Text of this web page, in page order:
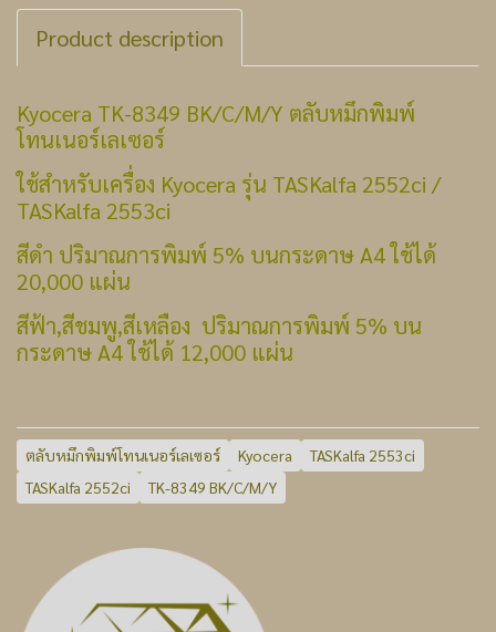
Product description
Kyocera TK-8349 BK/C/M/Y ตลับหมึกพิมพ์
โทนเนอร์เลเซอร์
ใช้สำหรับเครื่อง Kyocera รุ่น TASKalfa 2552ci /
TASKalfa 2553ci
สีดำ ปริมาณการพิมพ์ 5% บนกระดาษ A4 ใช้ได้
20,000 แผ่น
สีฟ้า,สีชมพู,สีเหลือง ปริมาณการพิมพ์ 5% บน
กระดาษ A4 ใช้ได้ 12,000 แผ่น
ตลับหมึกพิมพ์โทนเนอร์เลเซอร์ Kyocera
TASKalfa 2553ci
TASKalfa 2552ci
TK-8349 BK/C/M/Y